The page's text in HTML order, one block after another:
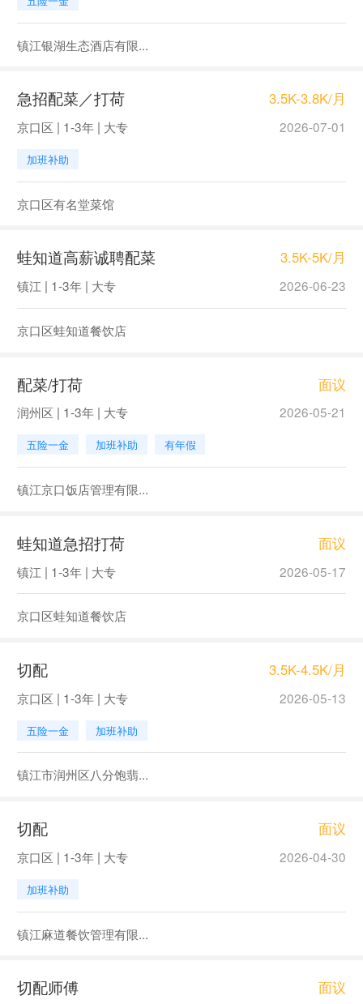
镇江银湖生态酒店有限...
急招配菜／打荷 3.5K-3.8K/月
京口区 | 1-3年 | 大专 2026-07-01
加班补助
京口区有名堂菜馆
蛙知道高薪诚聘配菜 3.5K-5K/月
镇江 | 1-3年 | 大专 2026-06-23
京口区蛙知道餐饮店
配菜/打荷 面议
润州区 | 1-3年 | 大专 2026-05-21
五险一金 加班补助 有年假
镇江京口饭店管理有限...
蛙知道急招打荷 面议
镇江 | 1-3年 | 大专 2026-05-17
京口区蛙知道餐饮店
切配 3.5K-4.5K/月
京口区 | 1-3年 | 大专 2026-05-13
五险一金 加班补助
镇江市润州区八分饱翡...
切配 面议
京口区 | 1-3年 | 大专 2026-04-30
加班补助
镇江麻道餐饮管理有限...
切配师傅 面议